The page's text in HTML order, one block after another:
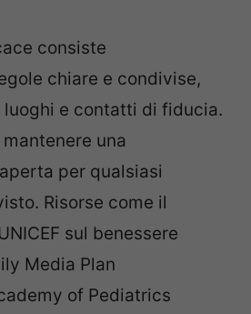
consiste
chiare e condivise,
luoghi e contatti di fiducia.
una
per qualsiasi
Risorse come il
sul benessere
Media Plan
of Pediatrics